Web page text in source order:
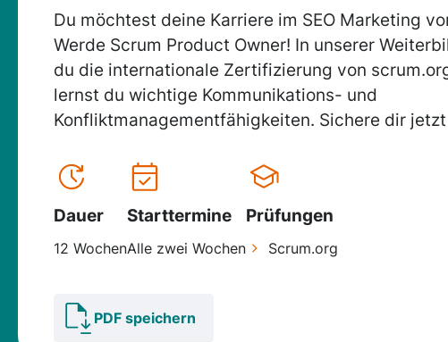
Du möchtest deine Karriere im SEO Marketing
Werde Scrum Product Owner! In unserer
du die internationale Zertifizierung von
lernst du wichtige Kommunikations- und
Konfliktmanagementfähigkeiten. Sichere dir
Dauer
12 Wochen
Starttermine
Alle zwei Wochen
Prüfungen
Scrum.org
PDF speichern